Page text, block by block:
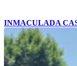
INMACULADA